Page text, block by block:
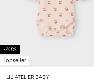
-20%
Topseller
LIL' ATELIER BABY